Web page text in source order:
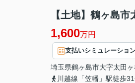
【土地】鶴ヶ島
1,600万円
支払いシミュレーショ
埼玉県鶴ヶ島市大字太田ヶ
川越線「笠幡」駅徒歩